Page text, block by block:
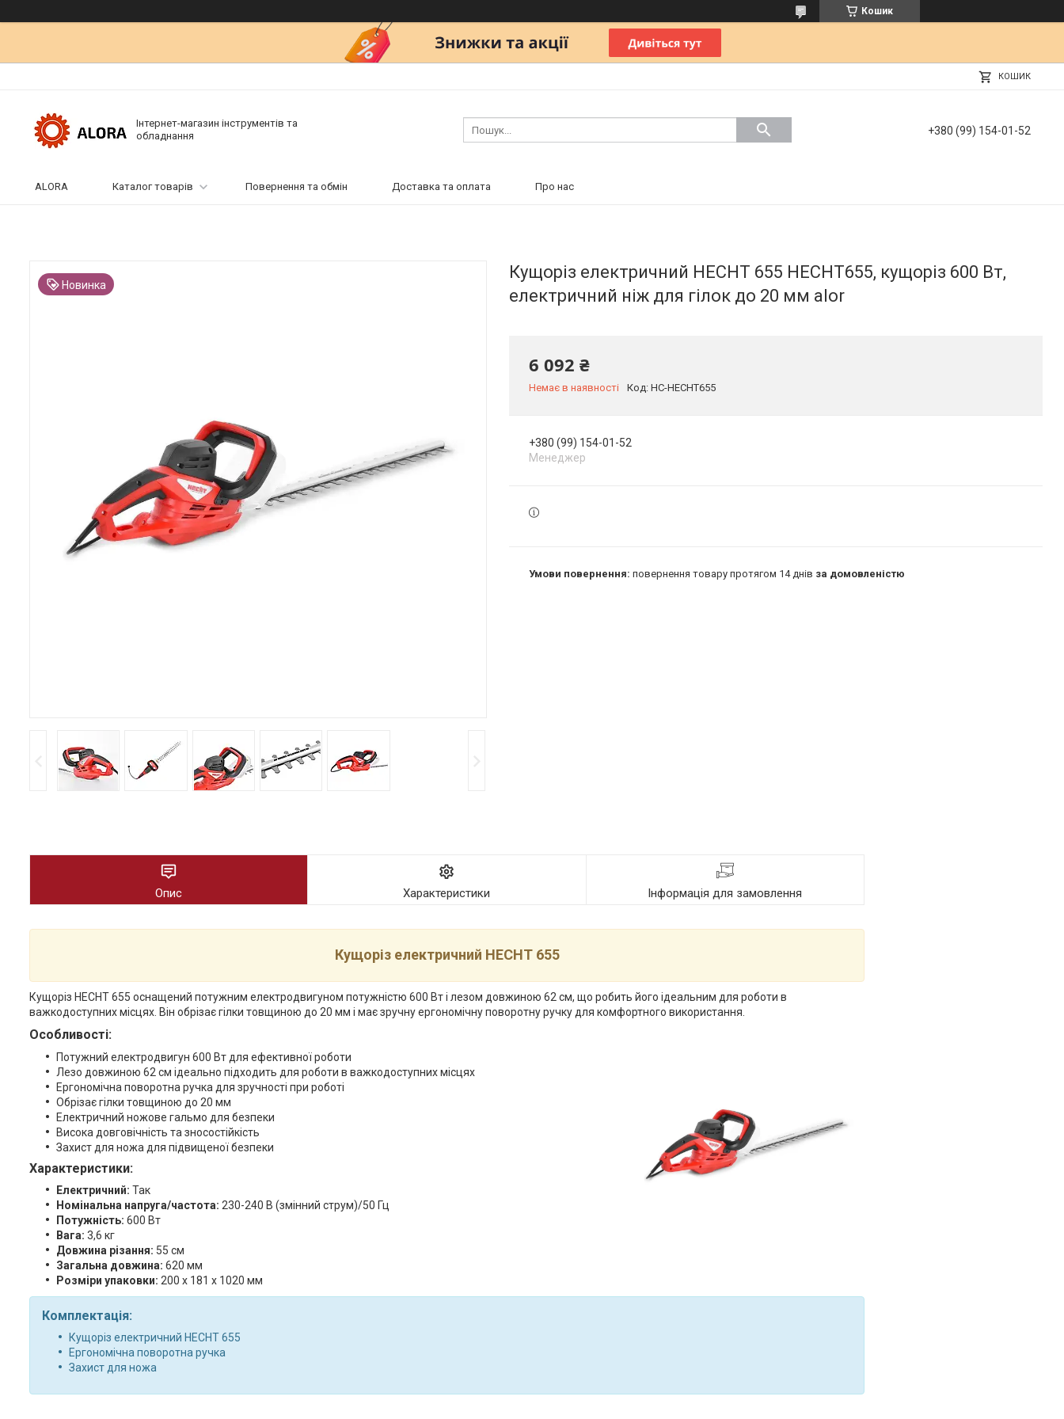
Кошик
КОШИК
Інтернет-магазин інструментів та
обладнання
+380 (99) 154-01-52
ALORA Каталог товарів Повернення та обмін Доставка та оплата Про нас
Новинка
Кущоріз електричний HECHT 655 HECHT655, кущоріз 600 Вт,
електричний ніж для гілок до 20 мм alor
6 092 ₴
Немає в наявності Код: HC-HECHT655
+380 (99) 154-01-52
Менеджер
повернення товару протягом 14 днів за домовленістю
Опис Характеристики Інформація для замовлення
Кущоріз електричний HECHT 655
Кущоріз HECHT 655 оснащений потужним електродвигуном потужністю 600 Вт і лезом довжиною 62 см, що робить його ідеальним для роботи в
важкодоступних місцях. Він обрізає гілки товщиною до 20 мм і має зручну ергономічну поворотну ручку для комфортного використання.
Особливості:
Потужний електродвигун 600 Вт для ефективної роботи
Лезо довжиною 62 см ідеально підходить для роботи в важкодоступних місцях
Ергономічна поворотна ручка для зручності при роботі
Обрізає гілки товщиною до 20 мм
Електричний ножове гальмо для безпеки
Висока довговічність та зносостійкість
Захист для ножа для підвищеної безпеки
Характеристики:
Електричний: Так
Номінальна напруга/частота: 230-240 В (змінний струм)/50 Гц
Потужність: 600 Вт
Вага: 3,6 кг
Довжина різання: 55 см
Загальна довжина: 620 мм
Розміри упаковки: 200 х 181 х 1020 мм
Комплектація:
Кущоріз електричний HECHT 655
Ергономічна поворотна ручка
Захист для ножа